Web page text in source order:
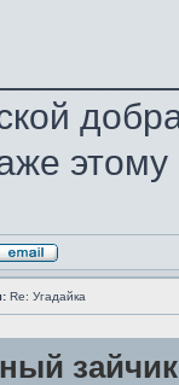
этому
Re: Угадайка